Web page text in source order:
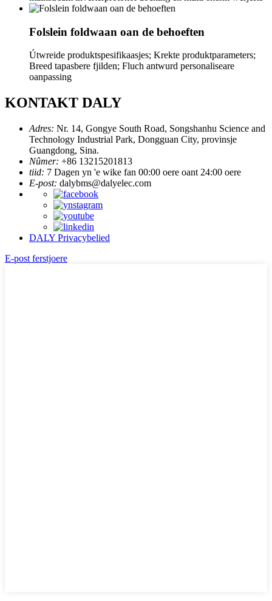
Folslein foldwaan oan de behoeften
Útwreide produktspesifikaasjes; Krekte produktparameters;
Breed tapasbere fjilden; Fluch antwurd personaliseare
oanpassing
KONTAKT DALY
Adres: Nr. 14, Gongye South Road, Songshanhu Science and
Technology Industrial Park, Dongguan City, provinsje
Guangdong, Sina.
Nûmer: +86 13215201813
tiid: 7 Dagen yn 'e wike fan 00:00 oere oant 24:00 oere
E-post: dalybms@dalyelec.com
DALY Privacybelied
E-post ferstjoere